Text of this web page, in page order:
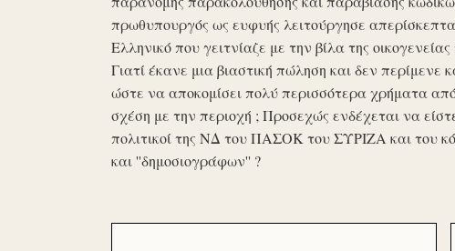
πρωθυπουργός ως ευφυής λειτούργησε
Ελληνικό που γειτνίαζε με την βίλα της
Γιατί έκανε μια βιαστική πώληση και δεν περίμενε
ώστε να αποκομίσει πολύ περισσότερα χρήματα
σχέση με την περιοχή ; Προσεχώς ενδέχεται να
πολιτικοί της ΝΔ του ΠΑΣΟΚ του ΣΥΡΙΖΑ και του
και ''δημοσιογράφων'' ?